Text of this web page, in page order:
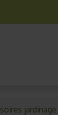
jardinage